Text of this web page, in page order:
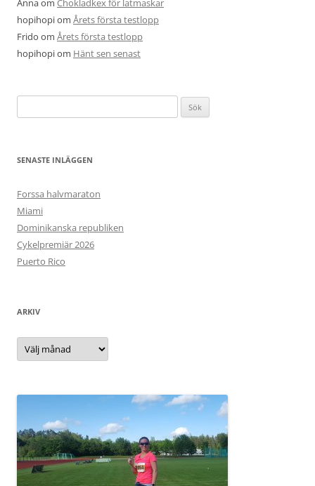
Annaom Chokladkex för latmaskar
hopihopiom Årets första testlopp
Frido om Årets första testlopp
hopihopiom Hänt sen senast
efter:
SENASTE INLÄGGEN
Forssa halvmaraton
Miami
Dominikanska republiken
Cykelpremiär 2026
Puerto Rico
ARKIV
Arkiv